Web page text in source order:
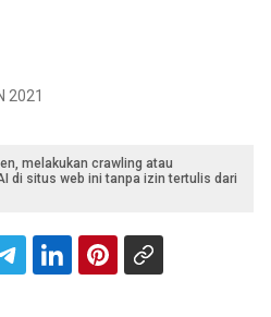
2021
melakukan crawling atau
di situs web ini tanpa izin tertulis dari